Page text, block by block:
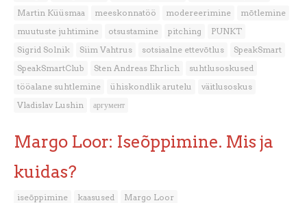
Martin Küüsmaa
meeskonnatöö modereerimine
mõtlemine
muutuste juhtimine
otsustamine pitching
PUNKT
Sigrid Solnik
Siim Vahtrus sotsiaalne ettevõtlus
SpeakSmart
SpeakSmartClub
Sten Andreas Ehrlich
suhtlusoskused
tööalane suhtlemine
ühiskondlik arutelu
väitlusoskus
Vladislav Lushin
аргумент
Margo Loor: Iseõppimine. Mis ja
kuidas?
iseõppimine kaasused Margo Loor